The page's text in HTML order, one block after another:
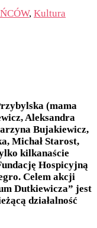
, Kultura
(mama
Aleksandra
Bujakiewicz,
Michał Starost,
kilkanaście
Hospicyjną
Celem akcji
Dutkiewicza” jest
działalność